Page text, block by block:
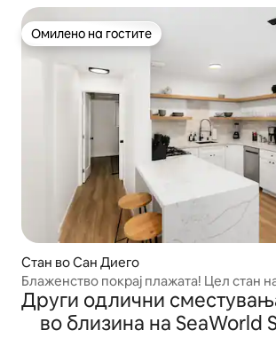
Омилено на гостите
Омилено на гостите
Стан во Сан Диего
Блаженство покрај плажата! Цел стан
Други одлични
во близина на SeaWorld